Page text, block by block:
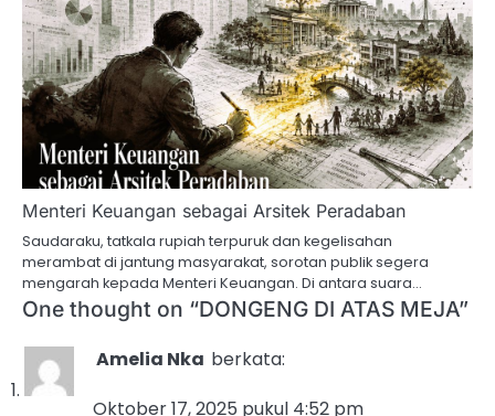
Menteri Keuangan sebagai Arsitek Peradaban
Saudaraku, tatkala rupiah terpuruk dan kegelisahan
merambat di jantung masyarakat, sorotan publik segera
mengarah kepada Menteri Keuangan. Di antara suara…
One thought on “DONGENG DI ATAS MEJA”
Amelia Nka berkata:
Oktober 17, 2025 pukul 4:52 pm